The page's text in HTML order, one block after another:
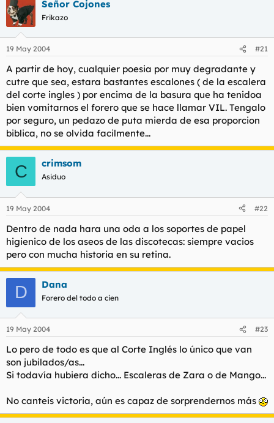
Señor Cojones
Frikazo
19 May 2004 #21
A partir de hoy, cualquier poesia por muy degradante y
cutre que sea, estara bastantes escalones ( de la escalera
del corte ingles ) por encima de la basura que ha tenidoa
bien vomitarnos el forero que se hace llamar VIL. Tengalo
por seguro, un pedazo de puta mierda de esa proporcion
biblica, no se olvida facilmente...
C crimsom
Asiduo
19 May 2004 #22
Dentro de nada hara una oda a los soportes de papel
higienico de los aseos de las discotecas: siempre vacios
pero con mucha historia en su retina.
D Dana
Forero del todo a cien
19 May 2004 #23
Lo pero de todo es que al Corte Inglés lo único que van
son jubilados/as...
Si todavía hubiera dicho... Escaleras de Zara o de Mango...
No canteis victoria, aún es capaz de sorprendernos más